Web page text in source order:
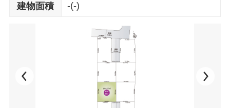
建物面積 -(-)